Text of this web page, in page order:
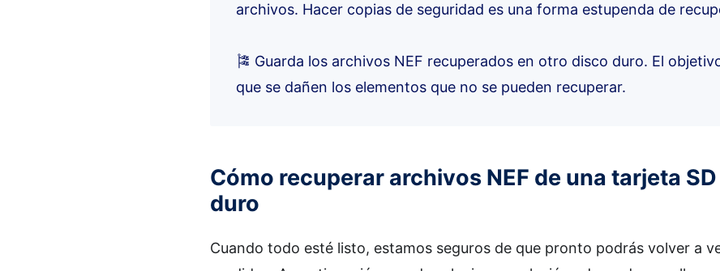
archivos. Hacer copias de seguridad es una forma estupenda de
🎏 Guarda los archivos NEF recuperados en otro disco duro. El
que se dañen los elementos que no se pueden recuperar.
Cómo recuperar archivos NEF de una tarjeta
duro
Cuando todo esté listo, estamos seguros de que pronto podrás volver a